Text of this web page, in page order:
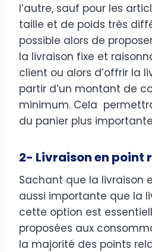
l’autre, sauf pour les
taille et de poids très
possible alors de
la livraison fixe et
client ou alors d’offrir la
partir d’un montant de
minimum. Cela
du panier plus
2- Livraison en point
Sachant que la livraison
aussi importante que la
cette option est
proposées aux
la majorité des points